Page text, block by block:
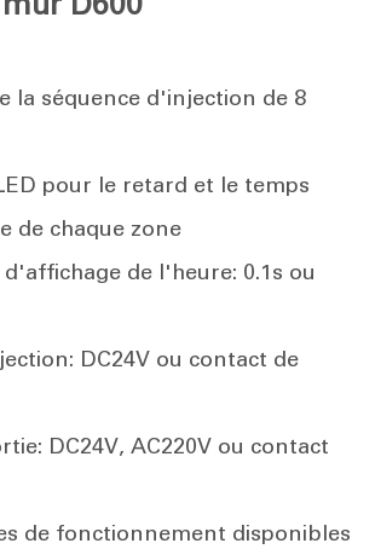
la séquence d'injection de 8
pour le retard et le temps
de chaque zone
de l'heure: 0.1s ou
DC24V ou contact de
DC24V, AC220V ou contact
de fonctionnement disponibles